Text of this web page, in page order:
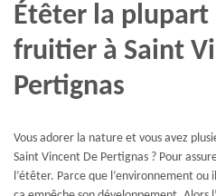
Étêter la
fruitier à Saint
Pertignas
Vous adorer la nature et vous avez
Saint Vincent De Pertignas ? Pour
l’étêter. Parce que l’environnement